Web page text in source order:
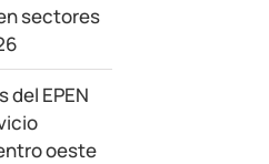
sectores
EPEN
oeste